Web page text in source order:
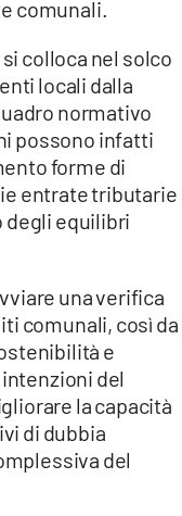
comunali.
colloca nel solco
locali dalla
normativo
possono infatti
forme di
entrate tributarie
degli equilibri
una verifica
comunali, così da
e
del
la capacità
di dubbia
del